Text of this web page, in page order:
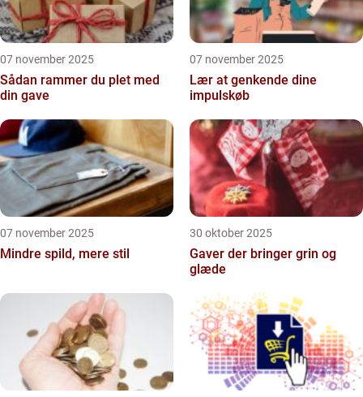
07 november 2025
Sådan rammer du plet med
din gave
07 november 2025
Lær at genkende dine
impulskøb
07 november 2025
Mindre spild, mere stil
30 oktober 2025
Gaver der bringer grin og
glæde